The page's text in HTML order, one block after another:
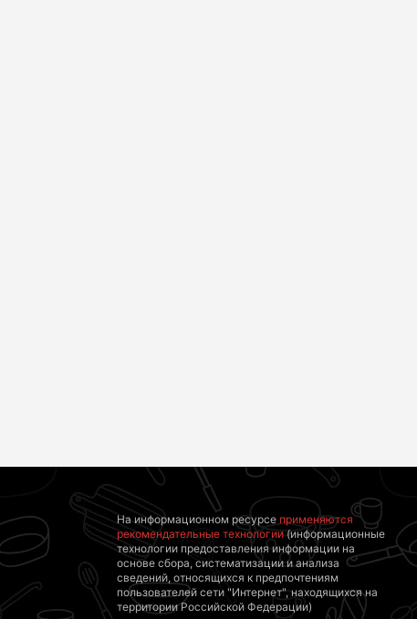
На информационном ресурсе применяются
рекомендательные технологии(информационные
технологии предоставления информации на
основе сбора, систематизации и анализа
сведений, относящихся к предпочтениям
пользователей сети "Интернет", находящихся на
территории Российской Федерации)